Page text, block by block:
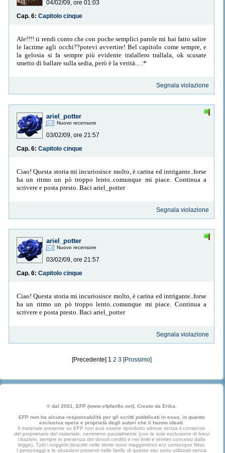
04/02/09, ore 01:03
Cap. 6: Capitolo cinque
Ale!!!! ti rendi conto che con poche semplici parole mi hai fatto salire
le lacrime agli occhi??potevi avvertire! Bel capitolo come sempre, e
la gelosia si fa sempre più evidente tralallero trallala, ok scusate
smetto di ballare sulla sedia, però è la verità... :*
Segnala violazione
ariel_potter
Nuovo recensore
03/02/09, ore 21:57
Cap. 6: Capitolo cinque
Ciao! Questa storia mi incuriosisce molto, è carina ed intrigante..forse
ha un ritmo un pò troppo lento..comunque mi piace. Continua a
scrivere e posta presto. Baci ariel_potter
Segnala violazione
ariel_potter
Nuovo recensore
03/02/09, ore 21:57
Cap. 6: Capitolo cinque
Ciao! Questa storia mi incuriosisce molto, è carina ed intrigante..forse
ha un ritmo un pò troppo lento..comunque mi piace. Continua a
scrivere e posta presto. Baci ariel_potter
Segnala violazione
[Precedente] 1 2 3 [Prossimo]
© dal 2001, EFP (www.efpfanfic.net). Creato da Erika.
EFP non ha alcuna responsabilità per gli scritti pubblicati in esso, in quanto
esclusiva opera e proprietà degli autori che li hanno ideati.
Il materiale presente su EFP non può essere riprodotto altrove senza il consenso
del proprietario del materiale, nemmeno parzialmente (con la sola esclusione di brevi
citazioni, sempre in presenza dei dovuti credits e nei limiti e termini concessi dalla
legge). Tutti i soggetti descritti nelle storie sono maggiorenni e/o comunque fittizi.
I personaggi e le situazioni presenti nelle fanfic di questo sito sono utilizzati senza